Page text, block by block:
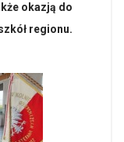
okazją do
regionu.